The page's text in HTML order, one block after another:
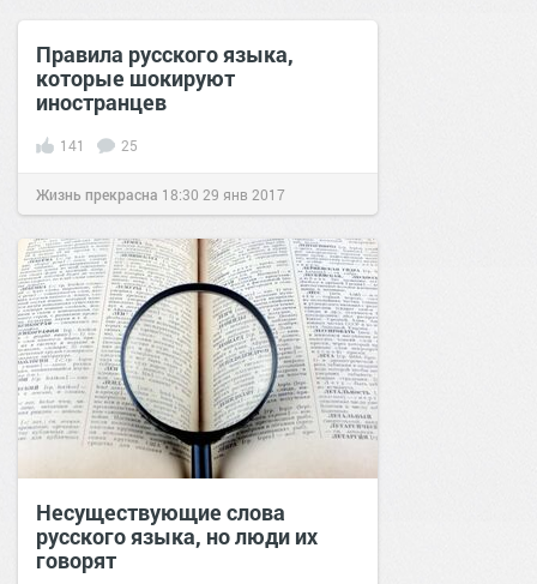
Правила русского языка,
которые шокируют
иностранцев
141 25
Жизнь прекрасна 18:30 29 янв 2017
Несуществующие слова
русского языка, но люди их
говорят